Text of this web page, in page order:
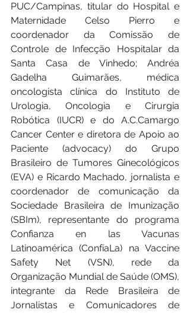
PUC/Campinas, titular do Hospital e
Maternidade Celso Pierro e
coordenador da Comissão de
Controle de Infecção Hospitalar da
Santa Casa de Vinhedo; Andréa
Gadelha Guimarães, médica
oncologista clínica do Instituto de
Urologia, Oncologia e Cirurgia
Robótica (IUCR) e do A.C.Camargo
Cancer Center e diretora de Apoio ao
Paciente (advocacy) do Grupo
Brasileiro de Tumores Ginecológicos
(EVA) e Ricardo Machado, jornalista e
coordenador de comunicação da
Sociedade Brasileira de Imunização
(SBIm), representante do programa
Confianza en las Vacunas
Latinoamérica (ConfíaLa) na Vaccine
Safety Net (VSN), rede da
Organização Mundial de Saúde (OMS),
integrante da Rede Brasileira de
Jornalistas e Comunicadores de